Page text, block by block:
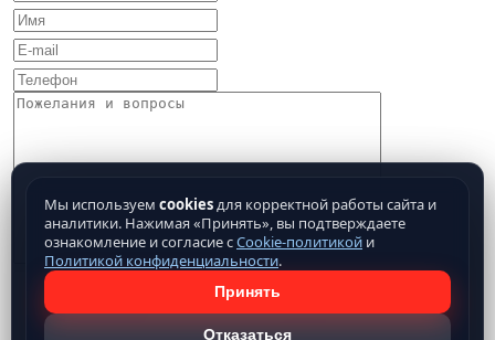
Мы используем cookiesдля корректной работы сайта и
аналитики. Нажимая «Принять», вы подтверждаете
ознакомление и согласие сCookie-политикой и
Политикой конфиденциальности.
Принять
Отказаться